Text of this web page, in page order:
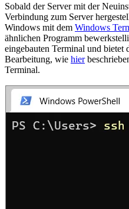
Sobald der Server mit der
Verbindung zum Server
Windows mit dem Windows
ähnlichen Programm
eingebauten Terminal und bietet
Bearbeitung, wie hier
Terminal.